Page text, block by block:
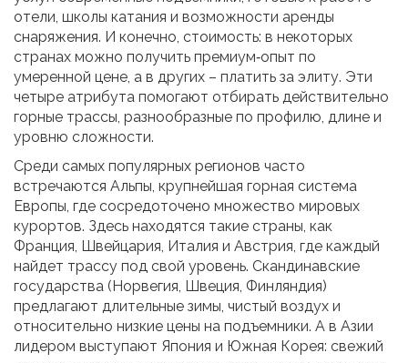
отели, школы катания и возможности аренды
снаряжения. И конечно, стоимость: в некоторых
странах можно получить премиум‑опыт по
умеренной цене, а в других – платить за элиту. Эти
четыре атрибута помогают отбирать действительно
горные трассы, разнообразные по профилю, длине и
уровню сложности.
Среди самых популярных регионов часто
встречаются Альпы, крупнейшая горная система
Европы, где сосредоточено множество мировых
курортов. Здесь находятся такие страны, как
Франция, Швейцария, Италия и Австрия, где каждый
найдет трассу под свой уровень. Скандинавские
государства (Норвегия, Швеция, Финляндия)
предлагают длительные зимы, чистый воздух и
относительно низкие цены на подъемники. А в Азии
лидером выступают Япония и Южная Корея: свежий